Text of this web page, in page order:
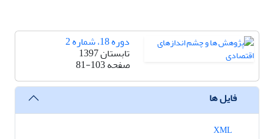
دوره 18، شماره 2
تابستان 1397
صفحه81-103
فایل ها